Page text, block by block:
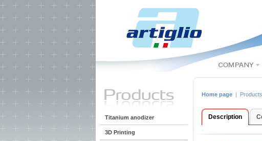
Titanium anodizer
3D Printing
Home page | Products
Description